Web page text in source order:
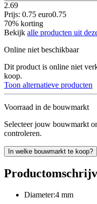
2.69
Prijs: 0.75 euro0.75
70% korting
Bekijk alle producten uit
Online niet beschikbaar
Dit product is online niet
koop.
Toon alternatieve producten
Voorraad in de bouwmarkt
Selecteer jouw bouwmarkt
controleren.
In welke bouwmarkt te koop?
Diameter:4 mm